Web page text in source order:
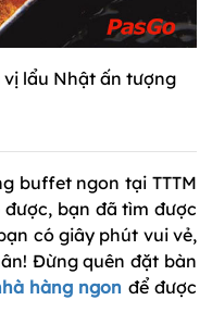
lẩu Nhật ấn tượng
buffet ngon tại TTTM
được, bạn đã tìm được
có giây phút vui vẻ,
Đừng quên đặt bàn
hàng ngon để được